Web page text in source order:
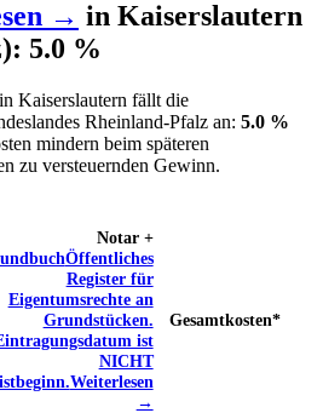
→ in Kaiserslautern
5.0 %
Kaiserslautern fällt die
Rheinland-Pfalz an: 5.0 %
mindern beim späteren
zu versteuernden Gewinn.
Notar +
Öffentliches
Register für
Eigentumsrechte an
Grundstücken.
ist
NICHT
Weiterlesen
→
Gesamtkosten*